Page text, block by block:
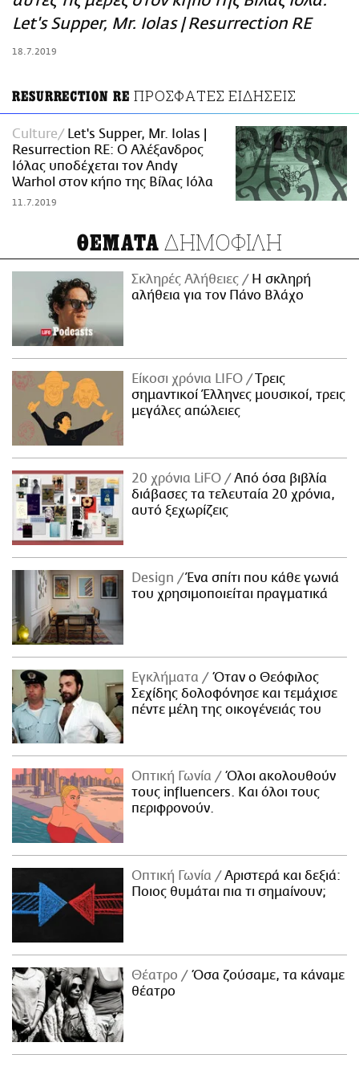
ΑΜΠΑ
Let's Supper, Mr. Iolas | Resurrection RE
18.7.2019
RESURRECTION RE ΠΡΟΣΦΑΤΕΣ ΕΙΔΗΣΕΙΣ
Culture
Let's Supper, Mr. Iolas |
Resurrection RE: Ο Αλέξανδρος
Ιόλας υποδέχεται τον Andy
Warhol στον κήπο της Βίλας Ιόλα
11.7.2019
ΘΕΜΑΤΑ ΔΗΜΟΦΙΛΗ
Σκληρές Αλήθειες
H σκληρή
αλήθεια για τον Πάνο Βλάχο
Είκοσι χρόνια LIFO
Tρεις
σημαντικοί Έλληνες μουσικοί, τρεις
μεγάλες απώλειες
20 χρόνια LiFO
Από όσα βιβλία
διάβασες τα τελευταία 20 χρόνια,
αυτό ξεχωρίζεις
Design
Ένα σπίτι που κάθε γωνιά
του χρησιμοποιείται πραγματικά
Εγκλήματα
Όταν ο Θεόφιλος
Σεχίδης δολοφόνησε και τεμάχισε
πέντε μέλη της οικογένειάς του
Οπτική Γωνία
Όλοι ακολουθούν
τους influencers. Και όλοι τους
περιφρονούν.
Οπτική Γωνία
Αριστερά και δεξιά:
Ποιος θυμάται πια τι σημαίνουν;
Θέατρο
Όσα ζούσαμε, τα κάναμε
θέατρο